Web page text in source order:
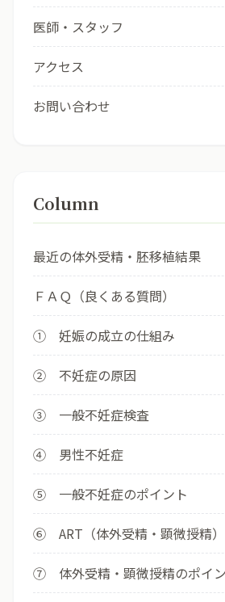
医師・スタッフ
アクセス
お問い合わせ
Column
最近の体外受精・胚移植結果
ＦＡＱ（良くある質問）
① 妊娠の成立の仕組み
② 不妊症の原因
③ 一般不妊症検査
④ 男性不妊症
⑤ 一般不妊症のポイント
⑥ ART（体外受精・顕微授精
⑦ 体外受精・顕微授精のポイ